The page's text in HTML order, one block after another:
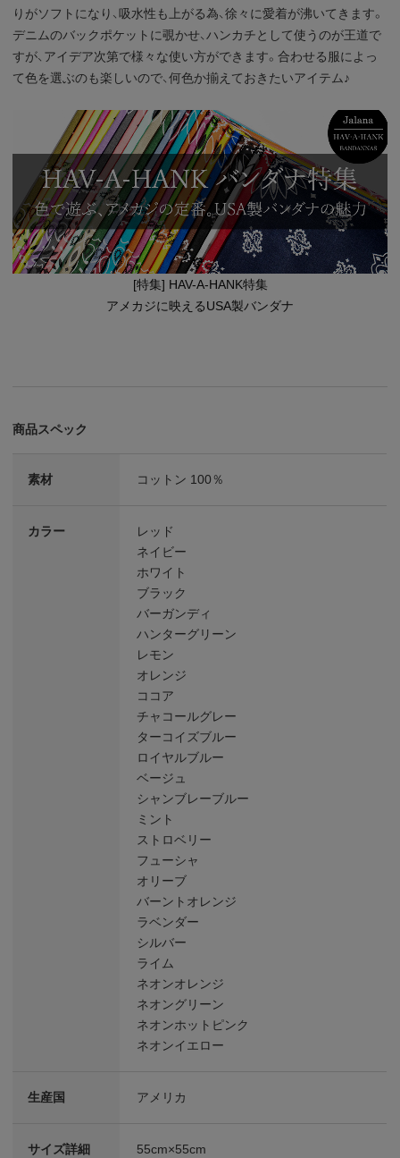
りがソフトになり、吸水性も上がる為、徐々に愛着が沸いてきます。
デニムのバックポケットに覗かせ、ハンカチとして使うのが王道で
すが、アイデア次第で様々な使い方ができます。合わせる服によっ
て色を選ぶのも楽しいので、何色か揃えておきたいアイテム♪
[特集] HAV-A-HANK特集
アメカジに映えるUSA製バンダナ
商品スペック
素材 コットン 100％
カラー
レッド
ネイビー
ホワイト
ブラック
バーガンディ
ハンターグリーン
レモン
オレンジ
ココア
チャコールグレー
ターコイズブルー
ロイヤルブルー
ベージュ
シャンブレーブルー
ミント
ストロベリー
フューシャ
オリーブ
バーントオレンジ
ラベンダー
シルバー
ライム
ネオンオレンジ
ネオングリーン
ネオンホットピンク
ネオンイエロー
生産国 アメリカ
サイズ詳細 55cm×55cm